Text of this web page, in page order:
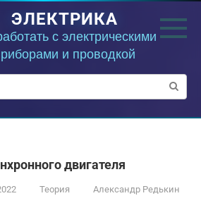
ЭЛЕКТРИКА
с электрическими
и проводкой
двигателя
Теория Александр Редькин